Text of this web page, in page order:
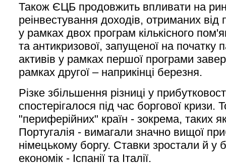
Також ЄЦБ продовжить впливати на
реінвестування доходів, отриманих від
у рамках двох програм кількісного
та антикризової, запущеної на початку
активів у рамках першої програми
рамках другої – наприкінці березня.
Різке збільшення різниці у
спостерігалося під час боргової кризи.
"периферійних" країн - зокрема, таких
Португалія - ​​вимагали значно вищої
німецькому боргу. Ставки зростали й у
економік - Іспанії та Італії.